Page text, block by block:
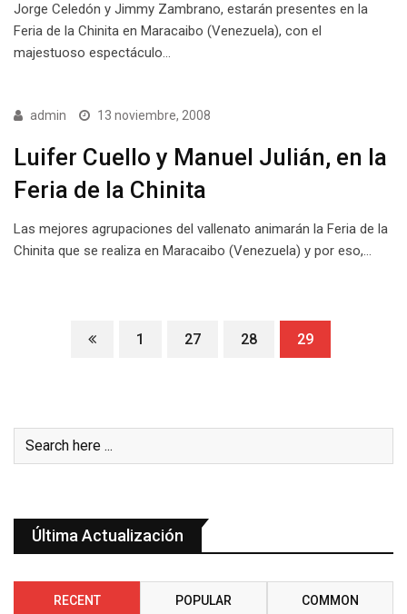
Jorge Celedón y Jimmy Zambrano, estarán presentes en la
Feria de la Chinita en Maracaibo (Venezuela), con el
majestuoso espectáculo…
admin 13 noviembre, 2008
Luifer Cuello y Manuel Julián, en la
Feria de la Chinita
Las mejores agrupaciones del vallenato animarán la Feria de la
Chinita que se realiza en Maracaibo (Venezuela) y por eso,…
1 27 28 29
Última Actualización
RECENT POPULAR COMMON